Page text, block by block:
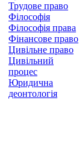
Трудове право
Філософія
Філософія права
Фінансове право
Цивільне право
Цивільний
процес
Юридична
деонтологія